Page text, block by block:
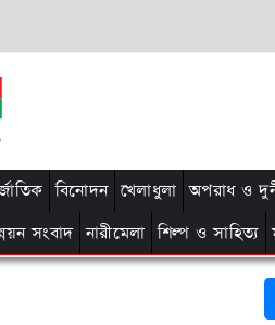
বিনোদন খেলাধুলা অপরাধ ও
সংবাদ নারীমেলা শিল্প ও সাহিত্য